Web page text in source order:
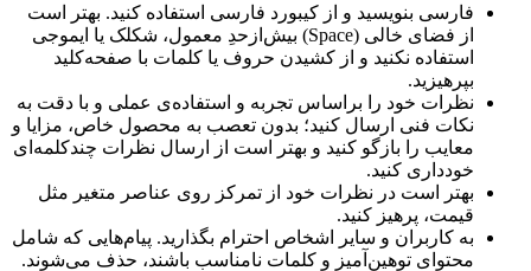
فارسی بنویسید و از کیبورد فارسی استفاده کنید. بهتر است
از فضای خالی (Space) بیش‌از‌حدِ معمول، شکلک یا ایموجی
استفاده نکنید و از کشیدن حروف یا کلمات با صفحه‌کلید
بپرهیزید.
نظرات خود را براساس تجربه و استفاده‌ی عملی و با دقت به
نکات فنی ارسال کنید؛ بدون تعصب به محصول خاص، مزایا و
معایب را بازگو کنید و بهتر است از ارسال نظرات چندکلمه‌‌ای
خودداری کنید.
بهتر است در نظرات خود از تمرکز روی عناصر متغیر مثل
قیمت، پرهیز کنید.
به کاربران و سایر اشخاص احترام بگذارید. پیام‌هایی که شامل
محتوای توهین‌آمیز و کلمات نامناسب باشند، حذف می‌شوند.